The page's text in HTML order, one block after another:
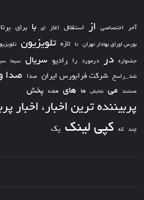
آخر اختصاصی از استقلال اغاز ای با برای
بورس اوراق بهادار تهران تا تازه تلویزیون
جشنواره در درمورد را رادیو سریال سیما
شد_راسخ شرکت فرابورس ایران صدا صدا
مستند می نمایش ها های هفته پخش
پربیننده ترین اخبار، اخبار
چند که کپی لینک یک